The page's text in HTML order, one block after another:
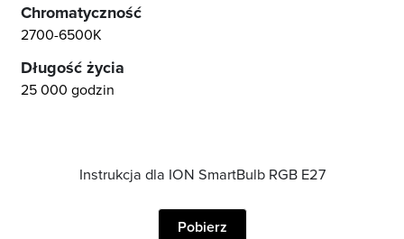
Chromatyczność
2700-6500K
Długość życia
25 000 godzin
Instrukcja dla ION SmartBulb RGB E27
Pobierz